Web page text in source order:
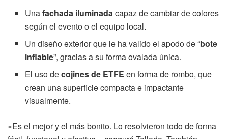
Unafachada iluminadacapaz de cambiar de colores
según el evento o el equipo local.
Un diseño exterior que le ha valido el apodo de “bote
inflable”, gracias a su forma ovalada única.
El uso decojines de ETFE en forma de rombo, que
crean una superficie compacta e impactante
visualmente.
«Es el mejor y el más bonito. Lo resolvieron todo de forma